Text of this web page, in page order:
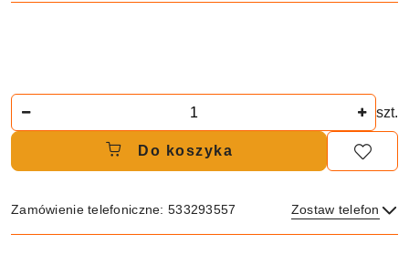
szt.
Do koszyka
Zamówienie telefoniczne: 533293557 Zostaw telefon